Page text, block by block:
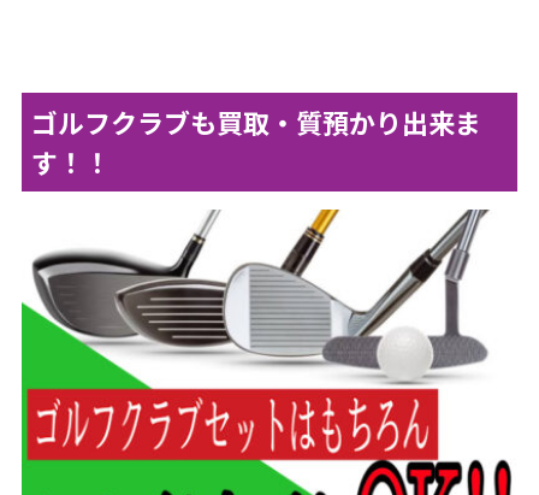
ゴルフクラブも買取・質預かり出来ま
す！！